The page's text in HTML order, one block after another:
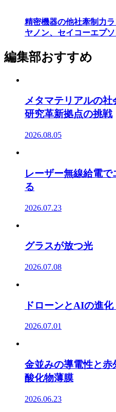
精密機器の他社牽制力
ヤノン、セイコーエプ
編集部おすすめ
メタマテリアルの
研究革新拠点の挑戦
2026.08.05
レーザー無線給電で
る
2026.07.23
グラスが放つ光
2026.07.08
ドローンとAIの進
2026.07.01
金並みの導電性と赤
酸化物薄膜
2026.06.23